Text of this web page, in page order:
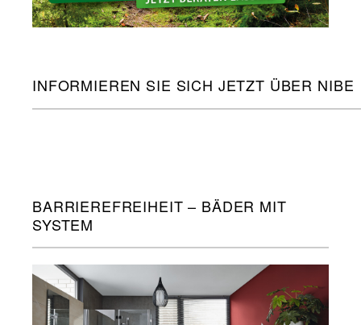
INFORMIEREN SIE SICH JETZT ÜBER NIBE
BARRIEREFREIHEIT – BÄDER MIT
SYSTEM